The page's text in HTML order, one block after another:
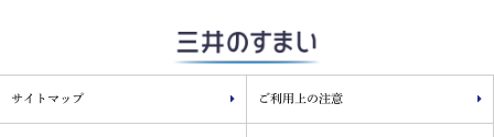
サイトマップ ご利用上の注意